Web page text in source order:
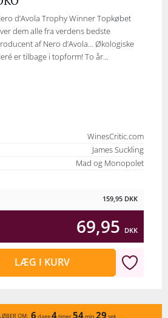
d’Avola Trophy Winner Topkøbet
dem alle fra verdens bedste
af Nero d’Avola… Økologiske
er tilbage i topform! To år...
WinesCritic.com
James Suckling
Mad og Monopolet
159,95 DKK
69,95 DKK
LÆG I KURV
OM: 6 4 54 29